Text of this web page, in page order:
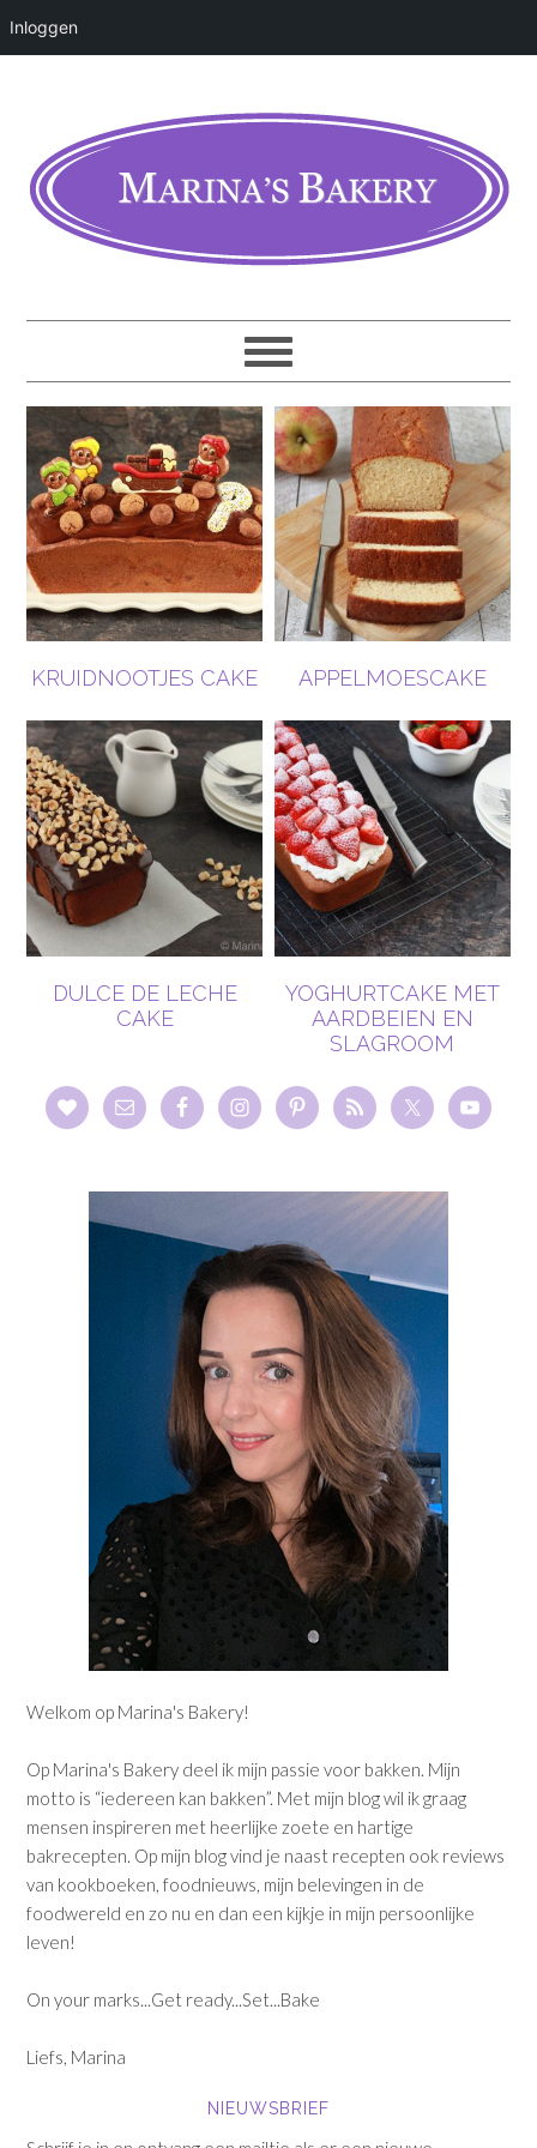
Inloggen
KRUIDNOOTJES CAKE APPELMOESCAKE
DULCE DE LECHE
CAKE
YOGHURTCAKE MET
AARDBEIEN EN
SLAGROOM
Welkom op Marina's Bakery!
Op Marina's Bakery deel ik mijn passie voor bakken. Mijn
motto is “iedereen kan bakken”. Met mijn blog wil ik graag
mensen inspireren met heerlijke zoete en hartige
bakrecepten. Op mijn blog vind je naast recepten ook reviews
van kookboeken, foodnieuws, mijn belevingen in de
foodwereld en zo nu en dan een kijkje in mijn persoonlijke
leven!
On your marks...Get ready...Set...Bake
Liefs, Marina
NIEUWSBRIEF